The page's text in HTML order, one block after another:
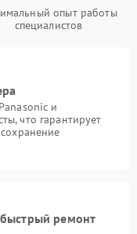
опыт работы
специалистов
и
что гарантирует
быстрый ремонт